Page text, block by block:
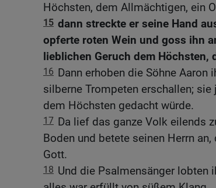
Höchsten, dem Allmächtigen, ein
15 dann streckte er seine Hand
opferte roten Wein und goss ihn
lieblichen Geruch dem Höchsten,
16 Dann erhoben die Söhne Aaron
silberne Trompeten erschallen;
dem Höchsten gedacht würde.
17 Da lief das ganze Volk eilends
Boden und betete seinen Herrn
Gott.
18 Und die Psalmensänger lobten